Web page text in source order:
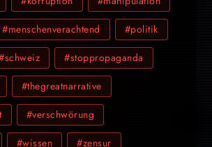
#menschenverachtend #politik
#stoppropaganda
#thegreatnarrative
#verschwörung
#wissen #zensur